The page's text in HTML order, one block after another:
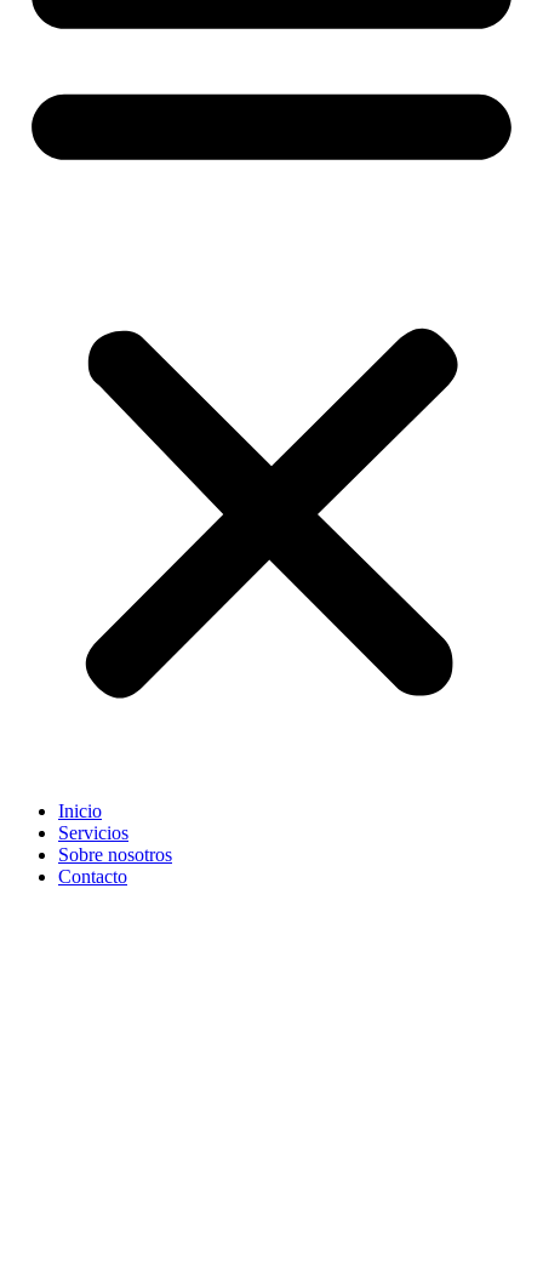
Inicio
Servicios
Sobre nosotros
Contacto